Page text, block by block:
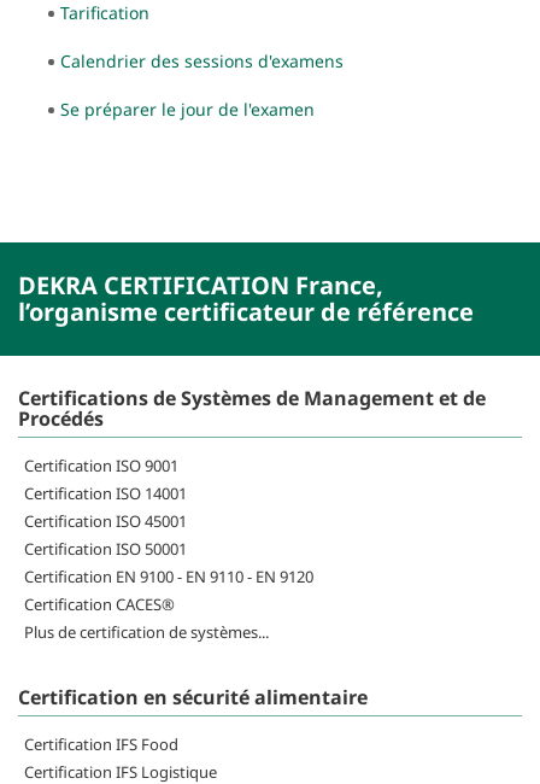
Tarification
Calendrier des sessions d'examens
Se préparer le jour de l'examen
DEKRA CERTIFICATION France,
l’organisme certificateur de référence
Certifications de Systèmes de Management et de
Procédés
Certification ISO 9001
Certification ISO 14001
Certification ISO 45001
Certification ISO 50001
Certification EN 9100 - EN 9110 - EN 9120
Certification CACES®
Plus de certification de systèmes...
Certification en sécurité alimentaire
Certification IFS Food
Certification IFS Logistique